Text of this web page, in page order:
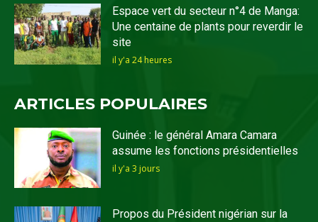
Espace vert du secteur n°4 de Manga:
Une centaine de plants pour reverdir le
site
il y'a 24 heures
ARTICLES POPULAIRES
Guinée : le général Amara Camara
assume les fonctions présidentielles
il y'a 3 jours
Propos du Président nigérian sur la